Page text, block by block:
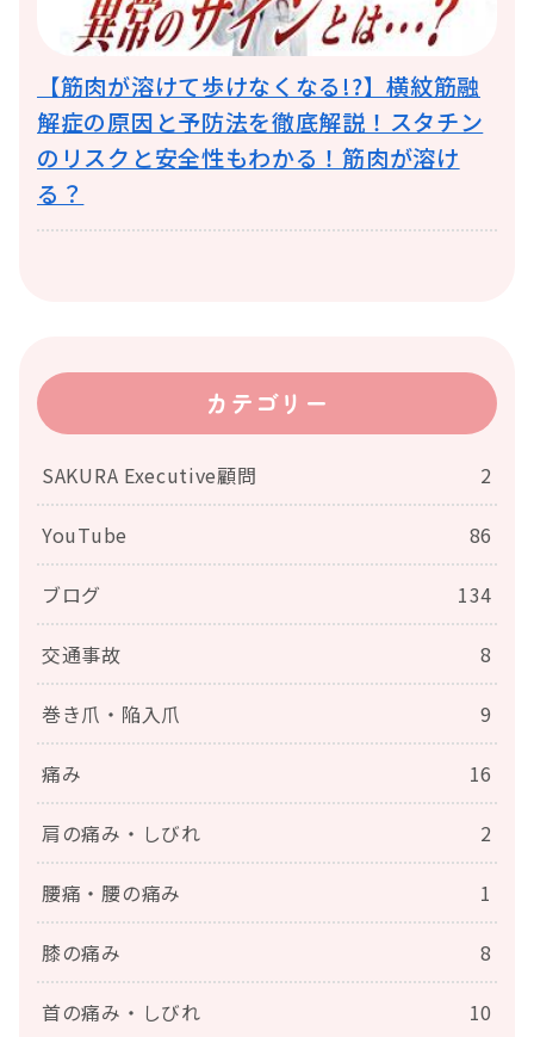
【筋肉が溶けて歩けなくなる!?】横紋筋融
解症の原因と予防法を徹底解説！スタチン
のリスクと安全性もわかる！筋肉が溶け
る？
カテゴリー
SAKURA Executive顧問 2
YouTube 86
ブログ 134
交通事故 8
巻き爪・陥入爪 9
痛み 16
肩の痛み・しびれ 2
腰痛・腰の痛み 1
膝の痛み 8
首の痛み・しびれ 10